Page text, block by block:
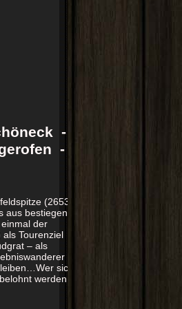
-
-
(2653
aus bestiegen.
der
Tourenziel
– als
sich
werden.